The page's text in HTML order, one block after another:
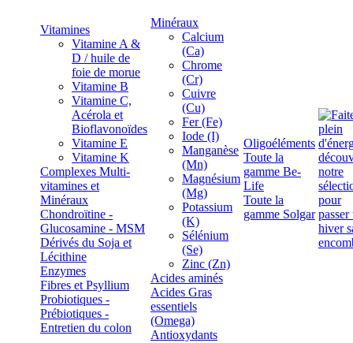
Vitamines
Vitamine A &
D / huile de
foie de morue
Vitamine B
Vitamine C,
Acérola et
Bioflavonoïdes
Vitamine E
Vitamine K
Complexes Multi-
vitamines et
Minéraux
Chondroïtine -
Glucosamine - MSM
Dérivés du Soja et
Lécithine
Enzymes
Fibres et Psyllium
Probiotiques -
Prébiotiques -
Entretien du colon
Minéraux
Calcium
(Ca)
Chrome
(Cr)
Cuivre
(Cu)
Fer (Fe)
Iode (I)
Manganèse
(Mn)
Magnésium
(Mg)
Potassium
(K)
Sélénium
(Se)
Zinc (Zn)
Acides aminés
Acides Gras
essentiels
(Omega)
Antioxydants
Oligoéléments
Toute la
gamme Be-
Life
Toute la
gamme Solgar